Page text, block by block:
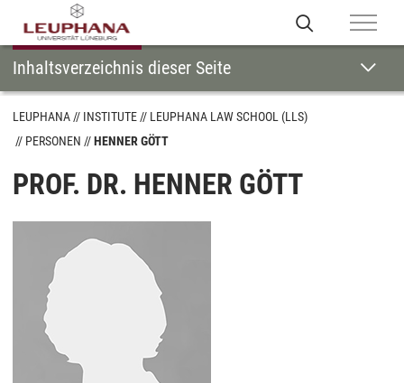
Inhaltsverzeichnis dieser Seite
LEUPHANA INSTITUTE
LEUPHANA LAW SCHOOL (LLS)
PERSONEN
HENNER GÖTT
PROF. DR. HENNER GÖTT